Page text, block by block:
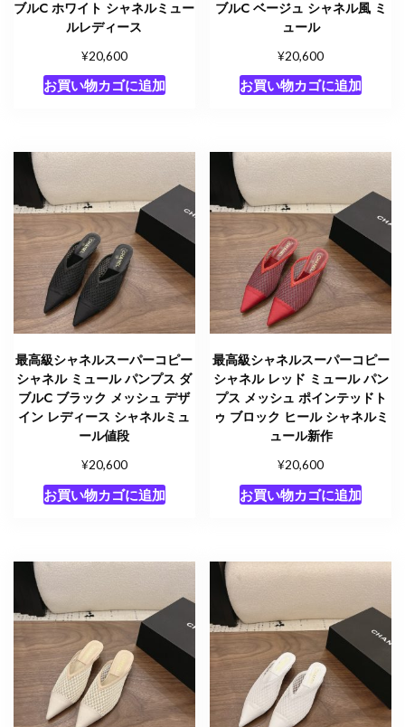
ブルC ホワイト シャネルミュー
ルレディース
¥20,600
お買い物カゴに追加
ブルC ベージュ シャネル風 ミ
ュール
¥20,600
お買い物カゴに追加
最高級シャネルスーパーコピー
シャネル ミュール パンプス ダ
ブルC ブラック メッシュ デザ
イン レディース シャネルミュ
ール値段
¥20,600
お買い物カゴに追加
最高級シャネルスーパーコピー
シャネル レッド ミュール パン
プス メッシュ ポインテッドト
ゥ ブロック ヒール シャネルミ
ュール新作
¥20,600
お買い物カゴに追加